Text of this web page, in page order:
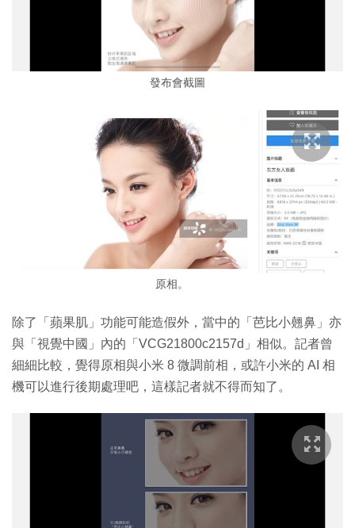
發布會截圖
原相。
除了「蘋果肌」功能可能造假外，當中的「芭比小翹鼻」亦
與「視覺中國」內的「VCG21800c2157d」相似。記者曾
細細比較，覺得原相與小米 8 微調前相，或許小米的 AI 相
機可以進行後期處理吧，這樣記者就不得而知了。